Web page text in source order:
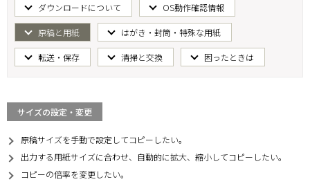
ダウンロードについて OS動作確認情報
原稿と用紙 はがき・封筒・特殊な用紙
転送・保存 清掃と交換 困ったときは
サイズの設定・変更
原稿サイズを手動で設定してコピーしたい。
出力する用紙サイズに合わせ、自動的に拡大、縮小してコピーしたい。
コピーの倍率を変更したい。